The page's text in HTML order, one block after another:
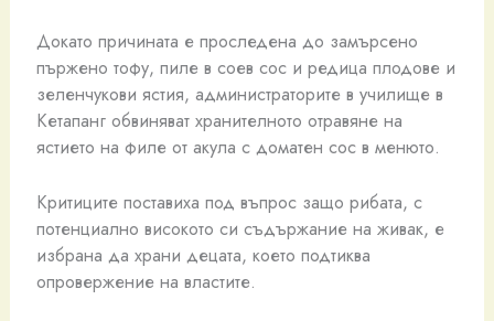
Докато причината е проследена до замърсено
пържено тофу, пиле в соев сос и редица плодове и
зеленчукови ястия, администраторите в училище в
Кетапанг обвиняват хранителното отравяне на
ястието на филе от акула с доматен сос в менюто.
Критиците поставиха под въпрос защо рибата, с
потенциално високото си съдържание на живак, е
избрана да храни децата, което подтиква
опровержение на властите.